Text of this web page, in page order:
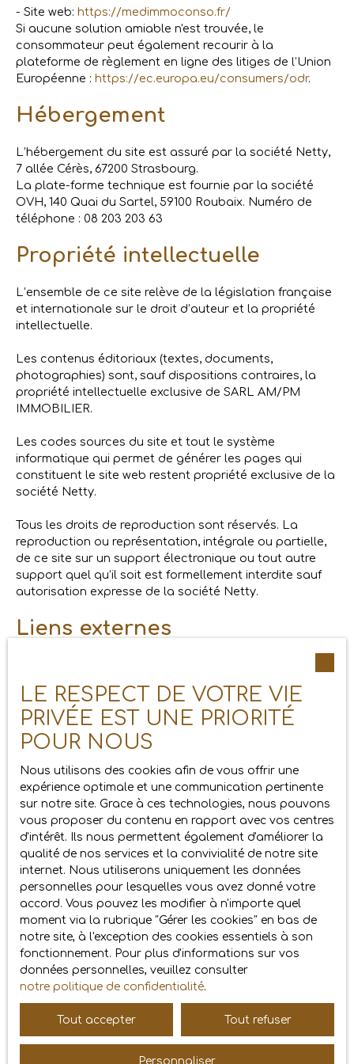
- Site web: https://medimmoconso.fr/
Si aucune solution amiable n'est trouvée, le
consommateur peut également recourir à la
plateforme de règlement en ligne des litiges de l’Union
Européenne : https://ec.europa.eu/consumers/odr.
Hébergement
L’hébergement du site est assuré par la société Netty,
7 allée Cérès, 67200 Strasbourg.
La plate-forme technique est fournie par la société
OVH, 140 Quai du Sartel, 59100 Roubaix. Numéro de
téléphone : 08 203 203 63
Propriété intellectuelle
L’ensemble de ce site relève de la législation française
et internationale sur le droit d’auteur et la propriété
intellectuelle.
Les contenus éditoriaux (textes, documents,
photographies) sont, sauf dispositions contraires, la
propriété intellectuelle exclusive de SARL AM/PM
IMMOBILIER.
Les codes sources du site et tout le système
informatique qui permet de générer les pages qui
constituent le site web restent propriété exclusive de la
société Netty.
Tous les droits de reproduction sont réservés. La
reproduction ou représentation, intégrale ou partielle,
de ce site sur un support électronique ou tout autre
support quel qu’il soit est formellement interdite sauf
autorisation expresse de la société Netty.
Liens externes
liens ne constituent, en aucun cas, une approbation ou
un partenariat entre SARL AM/PM IMMOBILIER et les
sociétés éditrices des sites externes. Dès lors, l’éditeur
du présent site ne saurait être tenu responsable de
leurs contenus, leurs produits, leurs publicités ou tous
éléments ou services présentés. En outre, l’éditeur du
présent site ne garantit pas la qualité permanente et
continue du contenu de ces sites.
Force majeure
La responsabilité de l’éditeur du site ne pourra être
engagée en cas de force majeure ou de faits
indépendants de sa volonté.
Modifications des mentions
légales
L’éditeur se réserve le droit de modifier, librement et à
tout moment, les mentions légales du site. L’utilisation
LE RESPECT DE VOTRE VIE
PRIVÉE EST UNE PRIORITÉ
POUR NOUS
Nous utilisons des cookies afin de vous offrir une
expérience optimale et une communication pertinente
sur notre site. Grace à ces technologies, nous pouvons
vous proposer du contenu en rapport avec vos centres
d'intérêt. Ils nous permettent également d'améliorer la
qualité de nos services et la convivialité de notre site
internet. Nous utiliserons uniquement les données
personnelles pour lesquelles vous avez donné votre
accord. Vous pouvez les modifier à n'importe quel
moment via la rubrique ″Gérer les cookies″ en bas de
notre site, à l'exception des cookies essentiels à son
fonctionnement. Pour plus d'informations sur vos
données personnelles, veuillez consulter
notre politique de confidentialité.
Tout accepter Tout refuser
Personnaliser